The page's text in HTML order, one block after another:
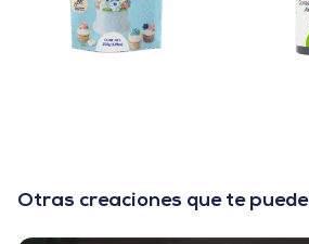
Otras creaciones que te